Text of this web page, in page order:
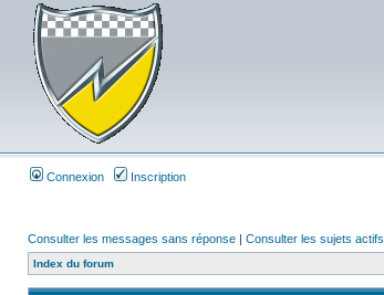
Connexion Inscription
Consulter les messages sans réponse | Consulter les sujets actifs
Index du forum